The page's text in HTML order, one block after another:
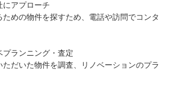
アプローチ
ための物件を探すため、電話や訪問でコンタ
ランニング・査定
だいた物件を調査、リノベーションのプラ